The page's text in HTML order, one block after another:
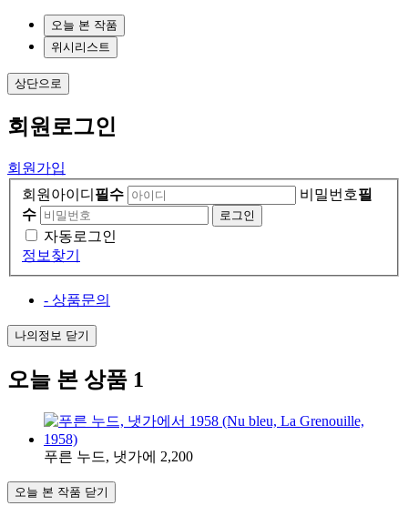
오늘 본 작품
위시리스트
상단으로
회원로그인
회원가입
회원아이디 필수 비밀번호필
수
자동로그인
정보찾기
- 상품문의
나의정보 닫기
오늘 본 상품 1
푸른 누드, 냇가에 2,200
오늘 본 작품 닫기